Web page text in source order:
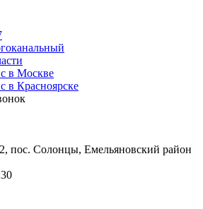
в Москве
в Красноярске
пос. Солонцы, Емельяновский район